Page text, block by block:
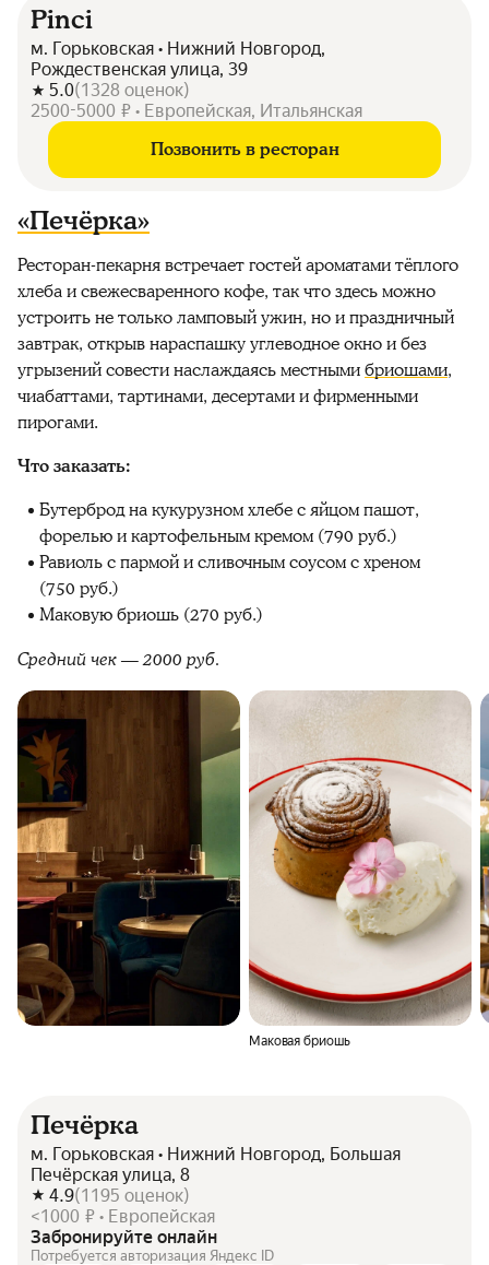
Pinci
м. Горьковская • Нижний Новгород,
Рождественская улица, 39
5.0(1328 оценок)
2500-5000 ₽ • Европейская, Итальянская
Позвонить в ресторан
«Печёрка»
Ресторан-пекарня встречает гостей ароматами тёплого
хлеба и свежесваренного кофе, так что здесь можно
устроить не только ламповый ужин, но и праздничный
завтрак, открыв нараспашку углеводное окно и без
угрызений совести наслаждаясь местнымибриошами,
чиабаттами, тартинами, десертами и фирменными
пирогами.
Что заказать:
Бутерброд на кукурузном хлебе с яйцом пашот,
форелью и картофельным кремом (790 руб.)
Равиоль с пармой и сливочным соусом с хреном
(750 руб.)
Маковую бриошь (270 руб.)
Средний чек — 2000 руб.
Маковая бриошь
Печёрка
м. Горьковская • Нижний Новгород, Большая
Печёрская улица, 8
4.9(1195 оценок)
<1000 ₽ • Европейская
Забронируйте онлайн
Потребуется авторизация Яндекс ID